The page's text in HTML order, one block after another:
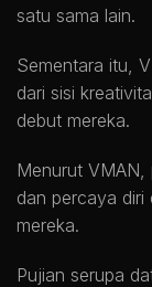
satu sama lain.
Sementara itu,
dari sisi
debut mereka.
Menurut VMAN,
dan percaya diri
mereka.
Pujian serupa